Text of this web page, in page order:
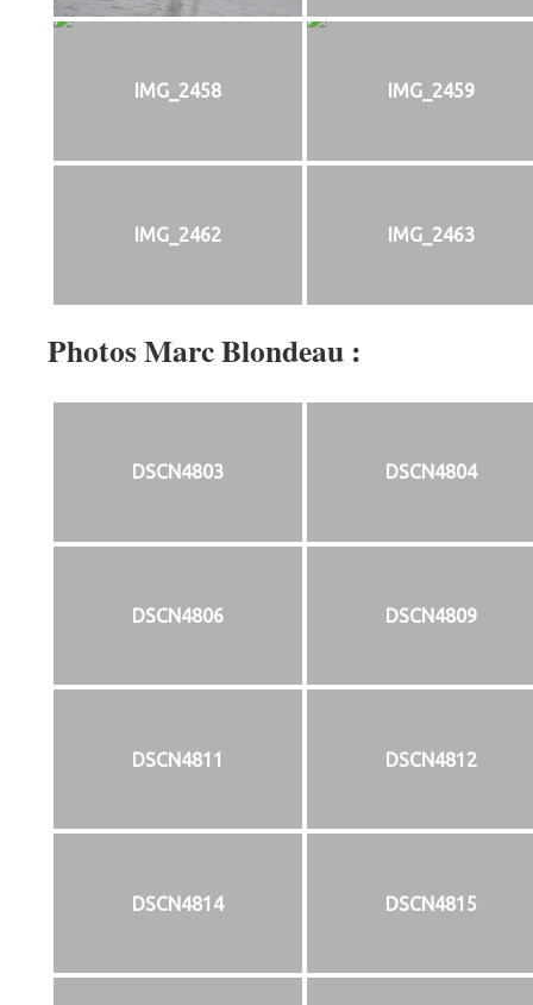
IMG_2458 IMG_2459
IMG_2462 IMG_2463
Photos Marc Blondeau :
DSCN4803 DSCN4804
DSCN4806 DSCN4809
DSCN4811 DSCN4812
DSCN4814 DSCN4815